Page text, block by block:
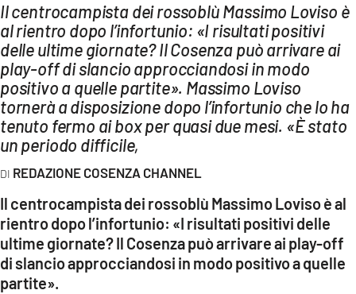
SANITÀ
SPORT
CULTURA
AMBIENTE
Streaming
LAC TV
LAC NETWORK
LAC ONAIR
LaC
Network
Il centrocampista dei rossoblù Massimo Loviso è
al rientro dopo l’infortunio: «I risultati positivi
delle ultime giornate? Il Cosenza può arrivare ai
play-off di slancio approcciandosi in modo
positivo a quelle partite». Massimo Loviso
tornerà a disposizione dopo l’infortunio che lo ha
tenuto fermo ai box per quasi due mesi. «È stato
un periodo difficile,
REDAZIONE COSENZA CHANNEL
Il centrocampista dei rossoblù Massimo Loviso è al
rientro dopo l’infortunio: «I risultati positivi delle
ultime giornate? Il Cosenza può arrivare ai play-off
di slancio approcciandosi in modo positivo a quelle
partite».